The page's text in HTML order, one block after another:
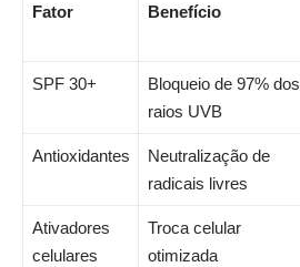
Fator
Benefício
SPF 30+
Bloqueio de 97% dos
raios UVB
Antioxidantes
Neutralização de
radicais livres
Ativadores
celulares
Troca celular
otimizada